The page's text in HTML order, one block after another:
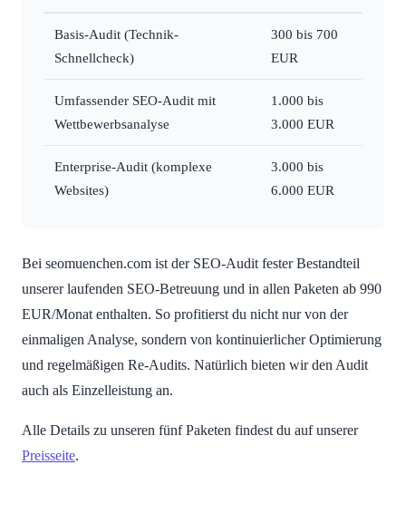
Basis-Audit (Technik-
Schnellcheck)
300 bis 700
EUR
Umfassender SEO-Audit mit
Wettbewerbsanalyse
1.000 bis
3.000 EUR
Enterprise-Audit (komplexe
Websites)
3.000 bis
6.000 EUR
Bei seomuenchen.com ist der SEO-Audit fester Bestandteil
unserer laufenden SEO-Betreuung und in allen Paketen ab 990
EUR/Monat enthalten. So profitierst du nicht nur von der
einmaligen Analyse, sondern von kontinuierlicher Optimierung
und regelmäßigen Re-Audits. Natürlich bieten wir den Audit
auch als Einzelleistung an.
Alle Details zu unseren fünf Paketen findest du auf unserer
Preisseite.